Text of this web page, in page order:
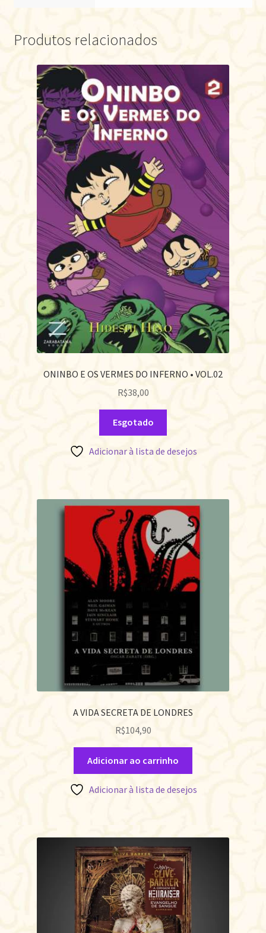
Produtos relacionados
ONINBO E OS VERMES DO INFERNO • VOL.02
R$38,00
Esgotado
Adicionar à lista de desejos
A VIDA SECRETA DE LONDRES
R$104,90
Adicionar ao carrinho
Adicionar à lista de desejos